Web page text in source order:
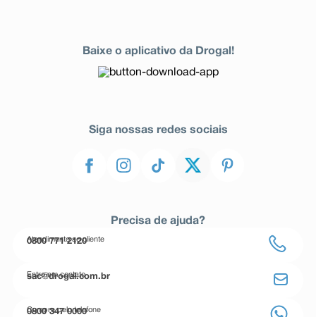
Baixe o aplicativo da Drogal!
Siga nossas redes sociais
Precisa de ajuda?
Atendimento ao cliente
0800 771 2120
Entre em contato
sac@drogal.com.br
Compre pelo telefone
0800 347 0000